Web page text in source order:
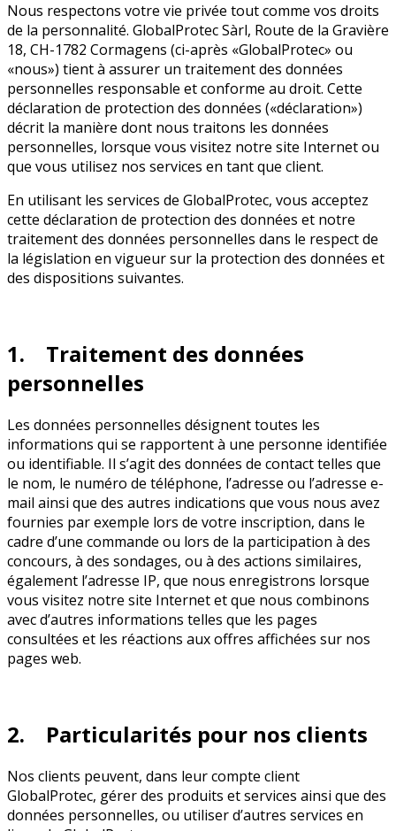
Nous respectons votre vie privée tout comme vos droits
de la personnalité. GlobalProtec Sàrl, Route de la Gravière
18, CH-1782 Cormagens (ci-après «GlobalProtec» ou
«nous») tient à assurer un traitement des données
personnelles responsable et conforme au droit. Cette
déclaration de protection des données («déclaration»)
décrit la manière dont nous traitons les données
personnelles, lorsque vous visitez notre site Internet ou
que vous utilisez nos services en tant que client.
En utilisant les services de GlobalProtec, vous acceptez
cette déclaration de protection des données et notre
traitement des données personnelles dans le respect de
la législation en vigueur sur la protection des données et
des dispositions suivantes.
1. Traitement des données
personnelles
Les données personnelles désignent toutes les
informations qui se rapportent à une personne identifiée
ou identifiable. Il s’agit des données de contact telles que
le nom, le numéro de téléphone, l’adresse ou l’adresse e-
mail ainsi que des autres indications que vous nous avez
fournies par exemple lors de votre inscription, dans le
cadre d’une commande ou lors de la participation à des
concours, à des sondages, ou à des actions similaires,
également l’adresse IP, que nous enregistrons lorsque
vous visitez notre site Internet et que nous combinons
avec d’autres informations telles que les pages
consultées et les réactions aux offres affichées sur nos
pages web.
2. Particularités pour nos clients
Nos clients peuvent, dans leur compte client
GlobalProtec, gérer des produits et services ainsi que des
données personnelles, ou utiliser d’autres services en